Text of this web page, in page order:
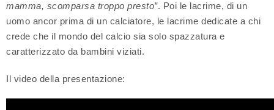
mamma, scomparsa troppo presto”. Poi le lacrime, di un
uomo ancor prima di un calciatore, le lacrime dedicate a chi
crede che il mondo del calcio sia solo spazzatura e
caratterizzato da bambini viziati.
Il video della presentazione: